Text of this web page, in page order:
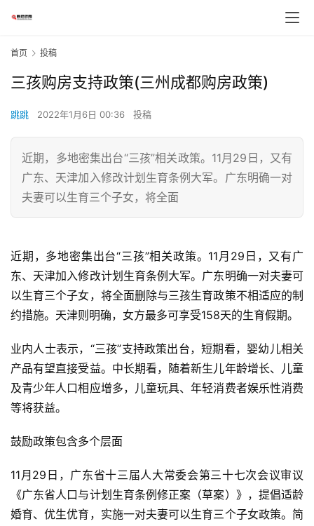
首页 投稿
三孩购房支持政策(三州成都购房政策)
跳跳 2022年1月6日 00:36 投稿
近期，多地密集出台“三孩”相关政策。11月29日，又有
广东、天津加入修改计划生育条例大军。广东明确一对
夫妻可以生育三个子女，将全面
近期，多地密集出台“三孩”相关政策。11月29日，又有广
东、天津加入修改计划生育条例大军。广东明确一对夫妻可
以生育三个子女，将全面删除与三孩生育政策不相适应的制
约措施。天津则明确，女方最多可享受158天的生育假期。
业内人士表示，“三孩”支持政策出台，短期看，婴幼儿相关
产品有望直接受益。中长期看，随着新生儿年龄增长、儿童
及青少年人口相应增多，儿童玩具、年轻消费者娱乐性消费
等将获益。
鼓励政策包含多个层面
11月29日，广东省十三届人大常委会第三十七次会议审议
《广东省人口与计划生育条例修正案（草案）》，提倡适龄
婚育、优生优育，实施一对夫妻可以生育三个子女政策。简